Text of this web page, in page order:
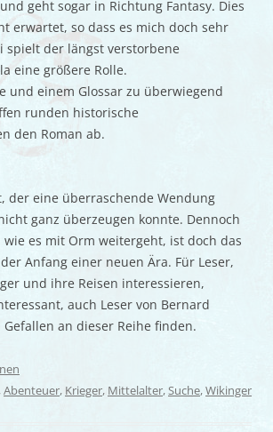
geht sogar in Richtung Fantasy. Dies
erwartet, so dass es mich doch sehr
spielt der längst verstorbene
eine größere Rolle.
und einem Glossar zu überwiegend
runden historische
den Roman ab.
der eine überraschende Wendung
ganz überzeugen konnte. Dennoch
es mit Orm weitergeht, ist doch das
Anfang einer neuen Ära. Für Leser,
und ihre Reisen interessieren,
auch Leser von Bernard
an dieser Reihe finden.
,Abenteuer, Krieger, Mittelalter,Suche,Wikinger